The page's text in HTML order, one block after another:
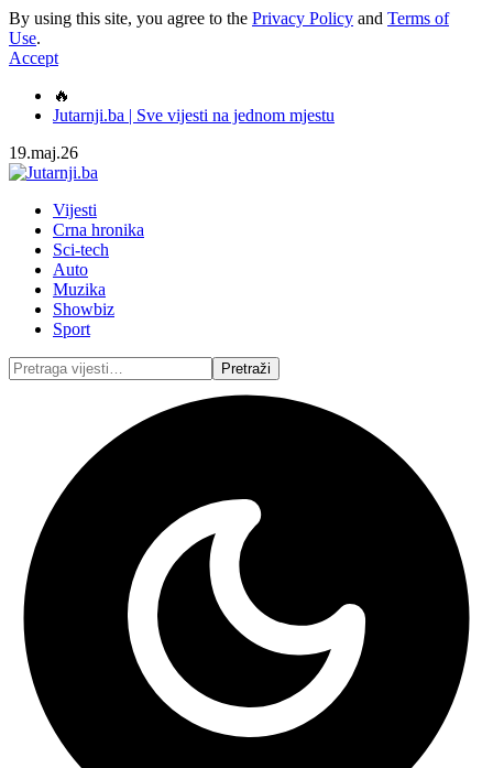
By using this site, you agree to the Privacy Policy and Terms of
Use.
Accept
🔥
Jutarnji.ba | Sve vijesti na jednom mjestu
19.maj.26
Vijesti
Crna hronika
Sci-tech
Auto
Muzika
Showbiz
Sport